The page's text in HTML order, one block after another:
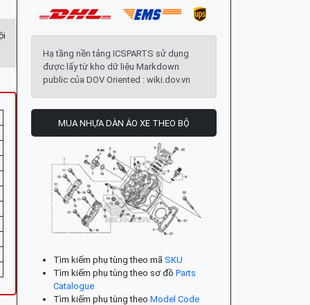
Hạ tầng nền tảng ICSPARTS sử dụng
được lấy từ kho dữ liệu Markdown
public của DOV Oriented : wiki.dov.vn
MUA NHỰA DÀN ÁO XE THEO BỘ
Tìm kiếm phụ tùng theo mã SKU
Tìm kiếm phụ tùng theo sơ đồ Parts
Catalogue
Tìm kiếm phụ tùng theo Model Code